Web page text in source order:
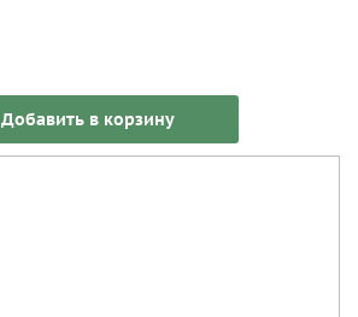
Добавить в корзину